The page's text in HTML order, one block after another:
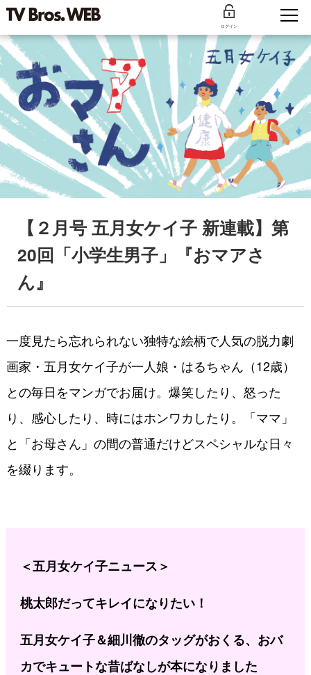
ログイン
【２月号 五月女ケイ子 新連載】第
20回「小学生男子」『おマアさ
ん』
一度見たら忘れられない独特な絵柄で人気の脱力劇
画家・五月女ケイ子が一人娘・はるちゃん（12歳）
との毎日をマンガでお届け。爆笑したり、怒った
り、感心したり、時にはホンワカしたり。「ママ」
と「お母さん」の間の普通だけどスペシャルな日々
を綴ります。
＜五月女ケイ子ニュース＞
桃太郎だってキレイになりたい！
五月女ケイ子＆細川徹のタッグがおくる、 おバ
カでキュートな昔ばなしが本になりました